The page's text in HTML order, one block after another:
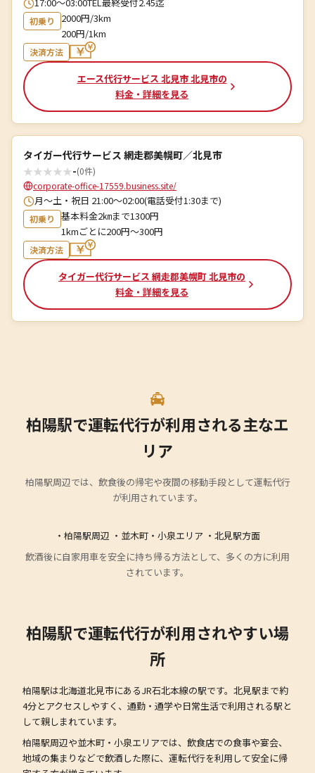
初乗り
2000円/3km
200円/1km
決済方法
エース代行サービス 北見市 北見市の
料金・詳細を見る
タイガー代行サービス 網走郡美幌町／北見市
★★★★★-(0件)
corporate-office-17559.business.site/
月～土・祝日 21:00～02:00(電話受付1:30まで)
初乗り
基本料金2㎞まで1300円
1kmごとに200円〜300円
決済方法
タイガー代行サービス 網走郡美幌町 北見市の
料金・詳細を見る
柏陽駅で運転代行が利用される主なエ
リア
柏陽駅周辺では、飲食後の帰宅や夜間の移動手段として運転代行
が利用されています。
・柏陽駅周辺 ・並木町・小泉エリア ・北見駅方面
飲酒後に自家用車を安全に持ち帰る方法として、多くの方に利用
されています。
柏陽駅で運転代行が利用されやすい場
所
柏陽駅は北海道北見市にあるJR石北本線の駅です。北見駅まで約
4分とアクセスしやすく、通勤・通学や日常生活で利用される駅と
して親しまれています。
柏陽駅周辺や並木町・小泉エリアでは、飲食店での食事や宴会、
地域の集まりなどで飲酒した際に、運転代行を利用して安全に帰